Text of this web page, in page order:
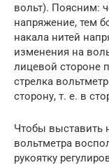
вольт). Поясним:
напряжение, тем
накала нитей
изменения на
лицевой стороне
стрелка
сторону, т. е. в
Чтобы выставить
вольтметра
рукоятку